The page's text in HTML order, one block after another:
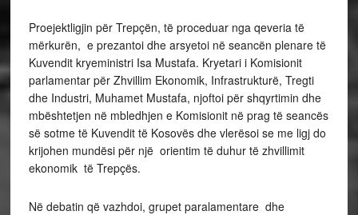
Proejektligjin për Trepçën, të proceduar nga qeveria të
mërkurën, e prezantoi dhe arsyetoi në seancën plenare të
Kuvendit kryeministri Isa Mustafa. Kryetari i Komisionit
parlamentar për Zhvillim Ekonomik, Infrastrukturë, Tregti
dhe Industri, Muhamet Mustafa, njoftoi për shqyrtimin dhe
mbështetjen në mbledhjen e Komisionit në prag të seancës
së sotme të Kuvendit të Kosovës dhe vlerësoi se me ligj do
krijohen mundësi për një orientim të duhur të zhvillimit
ekonomik të Trepçës.
Në debatin që vazhdoi, grupet paralamentare dhe